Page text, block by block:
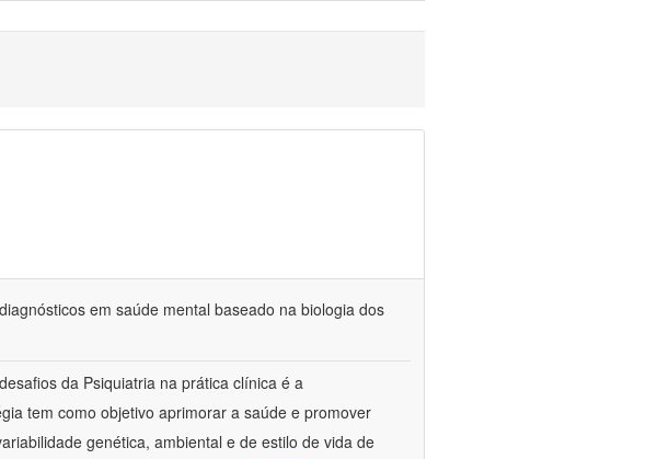
em saúde mental baseado na biologia dos
da Psiquiatria na prática clínica é a
tem como objetivo aprimorar a saúde e promover
genética, ambiental e de estilo de vida de